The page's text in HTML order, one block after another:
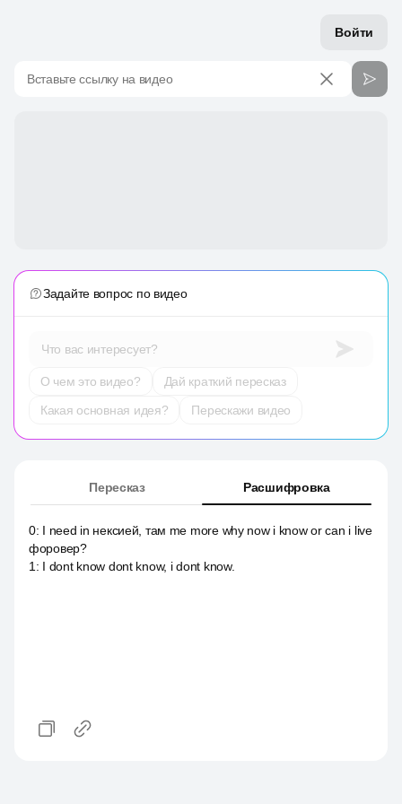
Войти
Вставьте ссылку на видео
Задайте вопрос по видео
Что вас интересует?
О чем это видео?
Дай краткий пересказ
Какая основная идея?
Перескажи видео
Пересказ Расшифровка
0: I need in нексией, там me more why now i know or can i live
форовер?
1 : I dont know dont know, i dont know.